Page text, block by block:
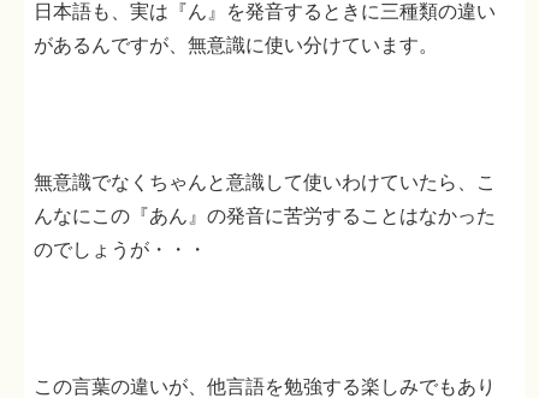
日本語も、実は『ん』を発音するときに三種類の違い
があるんですが、無意識に使い分けています。
無意識でなくちゃんと意識して使いわけていたら、こ
んなにこの『あん』の発音に苦労することはなかった
のでしょうが・・・
この言葉の違いが、他言語を勉強する楽しみでもあり